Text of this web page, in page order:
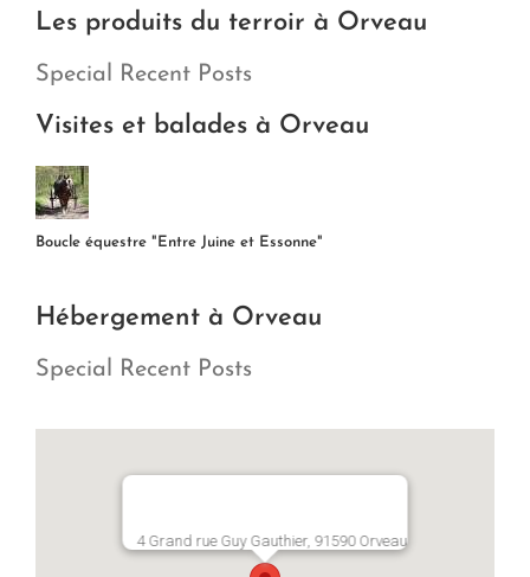
Les produits du terroir à Orveau
Special Recent Posts
Visites et balades à Orveau
Boucle équestre "Entre Juine et Essonne"
Hébergement à Orveau
Special Recent Posts
4 Grand rue Guy Gauthier, 91590 Orveau